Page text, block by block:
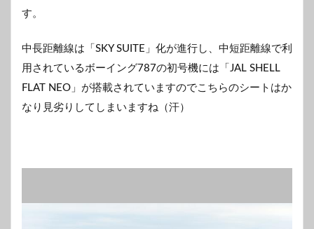
す。
中長距離線は「SKY SUITE」化が進行し、中短距離線で利
用されているボーイング787の初号機には「JAL SHELL
FLAT NEO」が搭載されていますのでこちらのシートはか
なり見劣りしてしまいますね（汗）